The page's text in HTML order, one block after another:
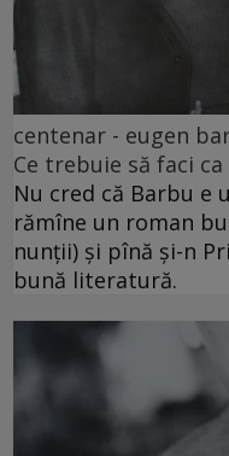
centenar - eugen
Ce trebuie să faci
Nu cred că Barbu e
rămîne un roman
nunții) și pînă și-n
bună literatură.